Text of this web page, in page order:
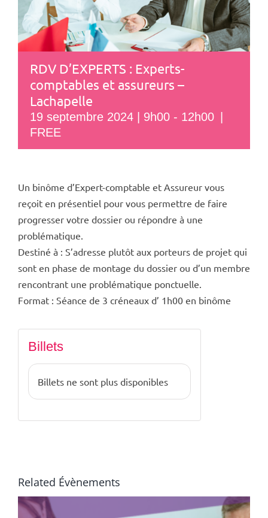
RDV D’EXPERTS : Experts-
comptables et assureurs –
Lachapelle
19 septembre 2024 | 9h00 - 12h00
FREE
Un binôme d’Expert-comptable et Assureur vous
reçoit en présentiel pour vous permettre de faire
progresser votre dossier ou répondre à une
problématique.
Destiné à : S’adresse plutôt aux porteurs de projet qui
sont en phase de montage du dossier ou d’un membre
rencontrant une problématique ponctuelle.
Format : Séance de 3 créneaux d’ 1h00 en binôme
Billets
Billets ne sont plus disponibles
Related Évènements